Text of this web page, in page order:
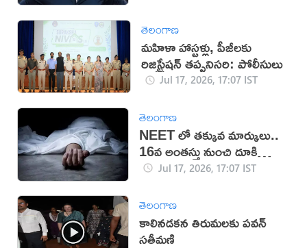
తెలంగాణ
మహిళా హాస్టళ్లు, పీజీలకు
రిజిస్ట్రేషన్ తప్పనిసరి: పోలీసులు
Jul 17, 2026, 17:07 IST
తెలంగాణ
NEET లో తక్కువ మార్కులు..
16వ అంతస్తు నుంచి దూకి
ఆత్మహత్య
Jul 17, 2026, 17:07 IST
తెలంగాణ
కాలినడకన తిరుమలకు పవన్‌
సతీమణి